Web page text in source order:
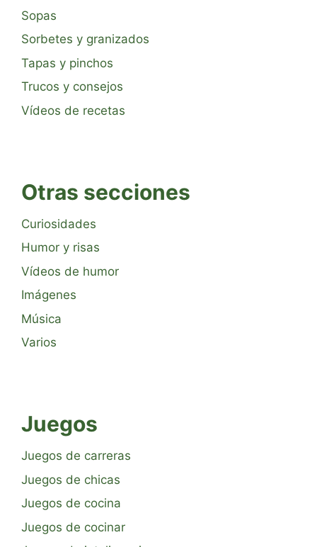
Sopas
Sorbetes y granizados
Tapas y pinchos
Trucos y consejos
Vídeos de recetas
Otras secciones
Curiosidades
Humor y risas
Vídeos de humor
Imágenes
Música
Varios
Juegos
Juegos de carreras
Juegos de chicas
Juegos de cocina
Juegos de cocinar